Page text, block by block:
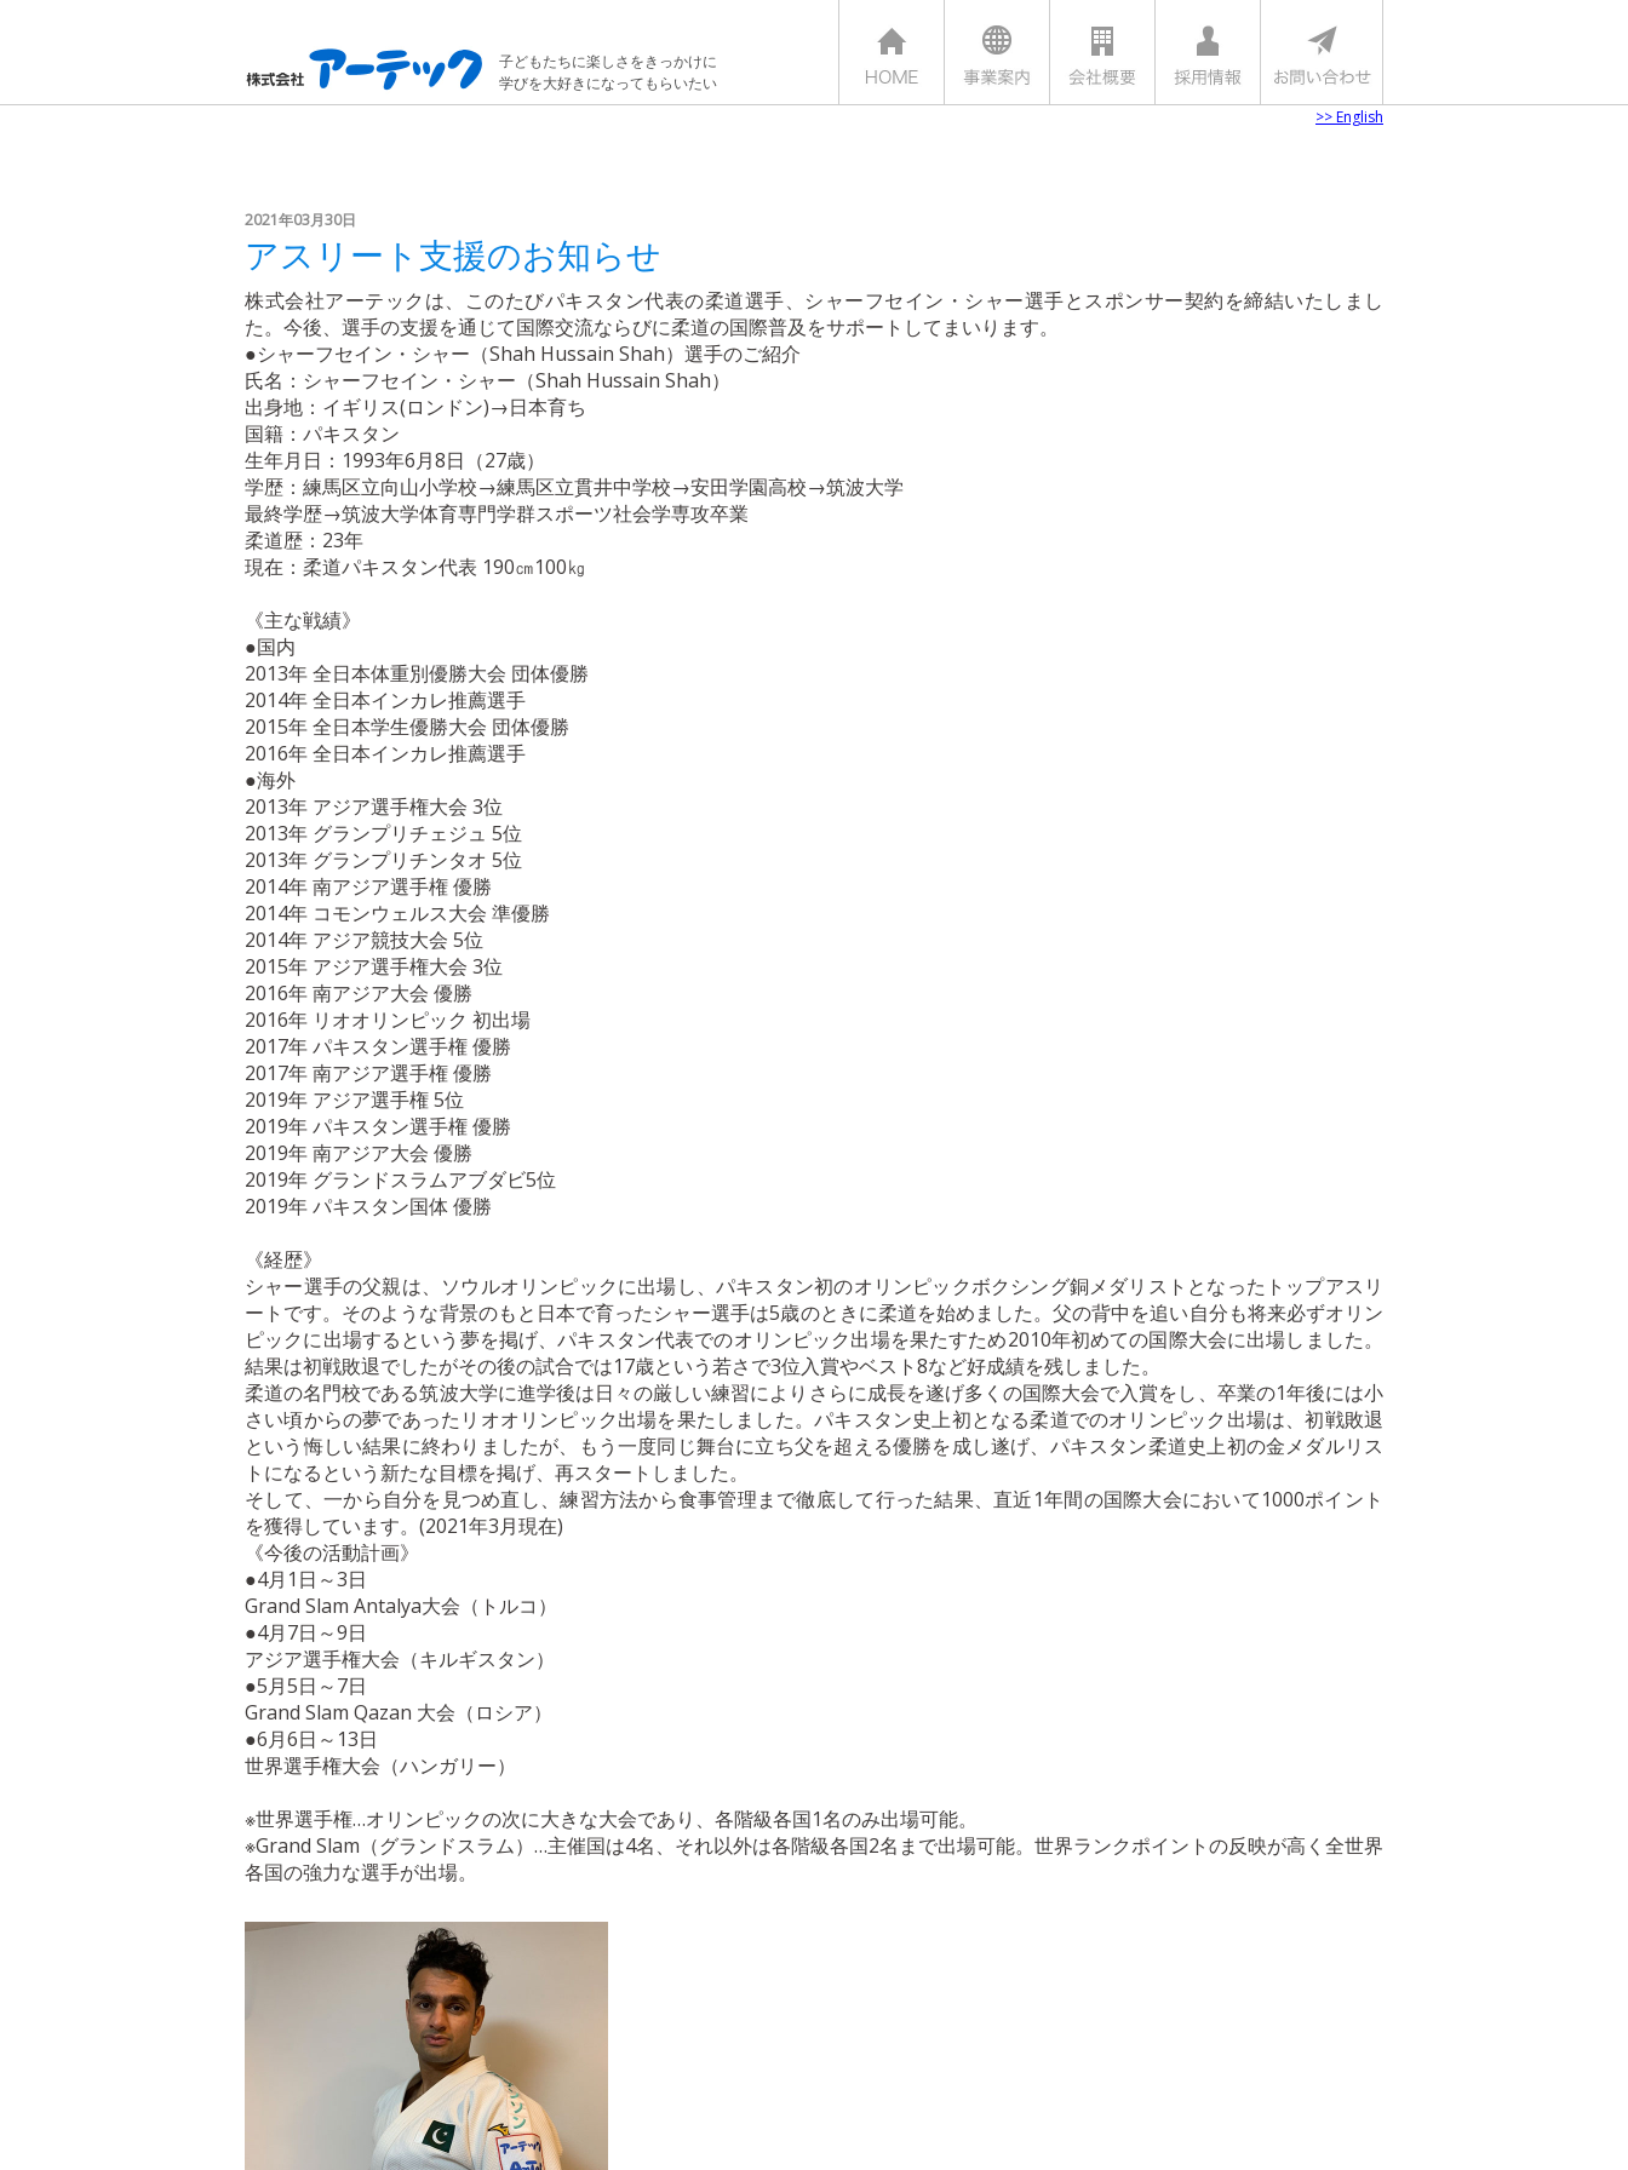
子どもたちに楽しさをきっかけに
学びを大好きになってもらいたい
>> English
2021年03月30日
アスリート支援のお知らせ
株式会社アーテックは、このたびパキスタン代表の柔道選手、シャーフセイン・シャー選手とスポンサー契約を締結いたしまし
た。今後、選手の支援を通じて国際交流ならびに柔道の国際普及をサポートしてまいります。
●シャーフセイン・シャー（Shah Hussain Shah）選手のご紹介
氏名：シャーフセイン・シャー（Shah Hussain Shah）
出身地：イギリス(ロンドン)→日本育ち
国籍：パキスタン
生年月日：1993年6月8日（27歳）
学歴：練馬区立向山小学校→練馬区立貫井中学校→安田学園高校→筑波大学
最終学歴→筑波大学体育専門学群スポーツ社会学専攻卒業
柔道歴：23年
現在：柔道パキスタン代表 190㎝100㎏
《主な戦績》
●国内
2013年 全日本体重別優勝大会 団体優勝
2014年 全日本インカレ推薦選手
2015年 全日本学生優勝大会 団体優勝
2016年 全日本インカレ推薦選手
●海外
2013年 アジア選手権大会 3位
2013年 グランプリチェジュ 5位
2013年 グランプリチンタオ 5位
2014年 南アジア選手権 優勝
2014年 コモンウェルス大会 準優勝
2014年 アジア競技大会 5位
2015年 アジア選手権大会 3位
2016年 南アジア大会 優勝
2016年 リオオリンピック 初出場
2017年 パキスタン選手権 優勝
2017年 南アジア選手権 優勝
2019年 アジア選手権 5位
2019年 パキスタン選手権 優勝
2019年 南アジア大会 優勝
2019年 グランドスラムアブダビ5位
2019年 パキスタン国体 優勝
《経歴》
シャー選手の父親は、ソウルオリンピックに出場し、パキスタン初のオリンピックボクシング銅メダリストとなったトップアスリ
ートです。そのような背景のもと日本で育ったシャー選手は5歳のときに柔道を始めました。父の背中を追い自分も将来必ずオリン
ピックに出場するという夢を掲げ、パキスタン代表でのオリンピック出場を果たすため2010年初めての国際大会に出場しました。
結果は初戦敗退でしたがその後の試合では17歳という若さで3位入賞やベスト8など好成績を残しました。
柔道の名門校である筑波大学に進学後は日々の厳しい練習によりさらに成長を遂げ多くの国際大会で入賞をし、卒業の1年後には小
さい頃からの夢であったリオオリンピック出場を果たしました。パキスタン史上初となる柔道でのオリンピック出場は、初戦敗退
という悔しい結果に終わりましたが、もう一度同じ舞台に立ち父を超える優勝を成し遂げ、パキスタン柔道史上初の金メダルリス
トになるという新たな目標を掲げ、再スタートしました。
そして、一から自分を見つめ直し、練習方法から食事管理まで徹底して行った結果、直近1年間の国際大会において1000ポイント
を獲得しています。(2021年3月現在)
《今後の活動計画》
●4月1日～3日
Grand Slam Antalya大会（トルコ）
●4月7日～9日
アジア選手権大会（キルギスタン）
●5月5日～7日
Grand Slam Qazan 大会（ロシア）
●6月6日～13日
世界選手権大会（ハンガリー）
※世界選手権…オリンピックの次に大きな大会であり、各階級各国1名のみ出場可能。
※Grand Slam（グランドスラム）…主催国は4名、それ以外は各階級各国2名まで出場可能。世界ランクポイントの反映が高く全世界
各国の強力な選手が出場。